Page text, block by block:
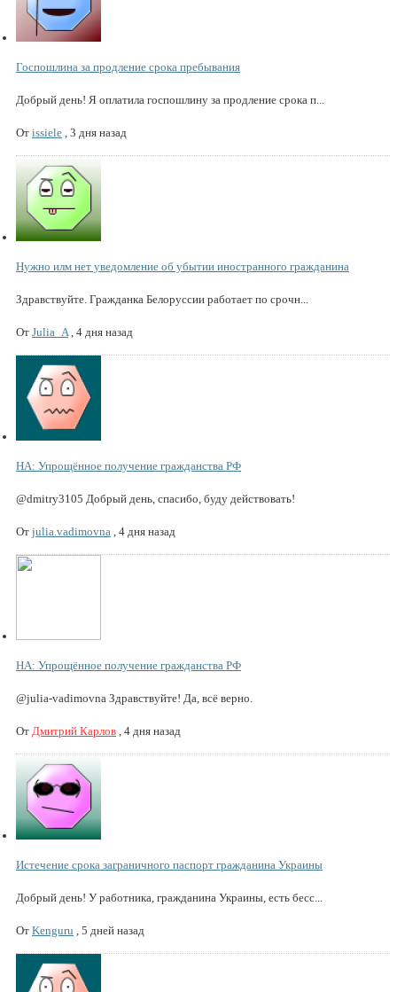
Госпошлина за продление срока пребывания
Добрый день! Я оплатила госпошлину за продление срока п...
От issiele 3 дня назад
Нужно илм нет уведомление об убытии иностранного гражданина
Здравствуйте. Гражданка Белоруссии работает по срочн...
От Julia_A 4 дня назад
НА: Упрощённое получение гражданства РФ
@dmitry3105 Добрый день, спасибо, буду действовать!
От julia.vadimovna 4 дня назад
НА: Упрощённое получение гражданства РФ
@julia-vadimovna Здравствуйте! Да, всё верно.
От Дмитрий Карлов 4 дня назад
Истечение срока заграничного паспорт гражданина Украины
Добрый день! У работника, гражданина Украины, есть бесс...
От Kenguru 5 дней назад